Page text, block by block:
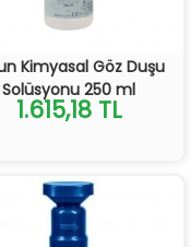
Kimyasal Göz Duşu
Solüsyonu 250 ml
1.615,18 TL